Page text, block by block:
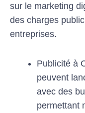
sur le marketing
des charges
entreprises.
Publicité à
peuvent
avec des
permettant